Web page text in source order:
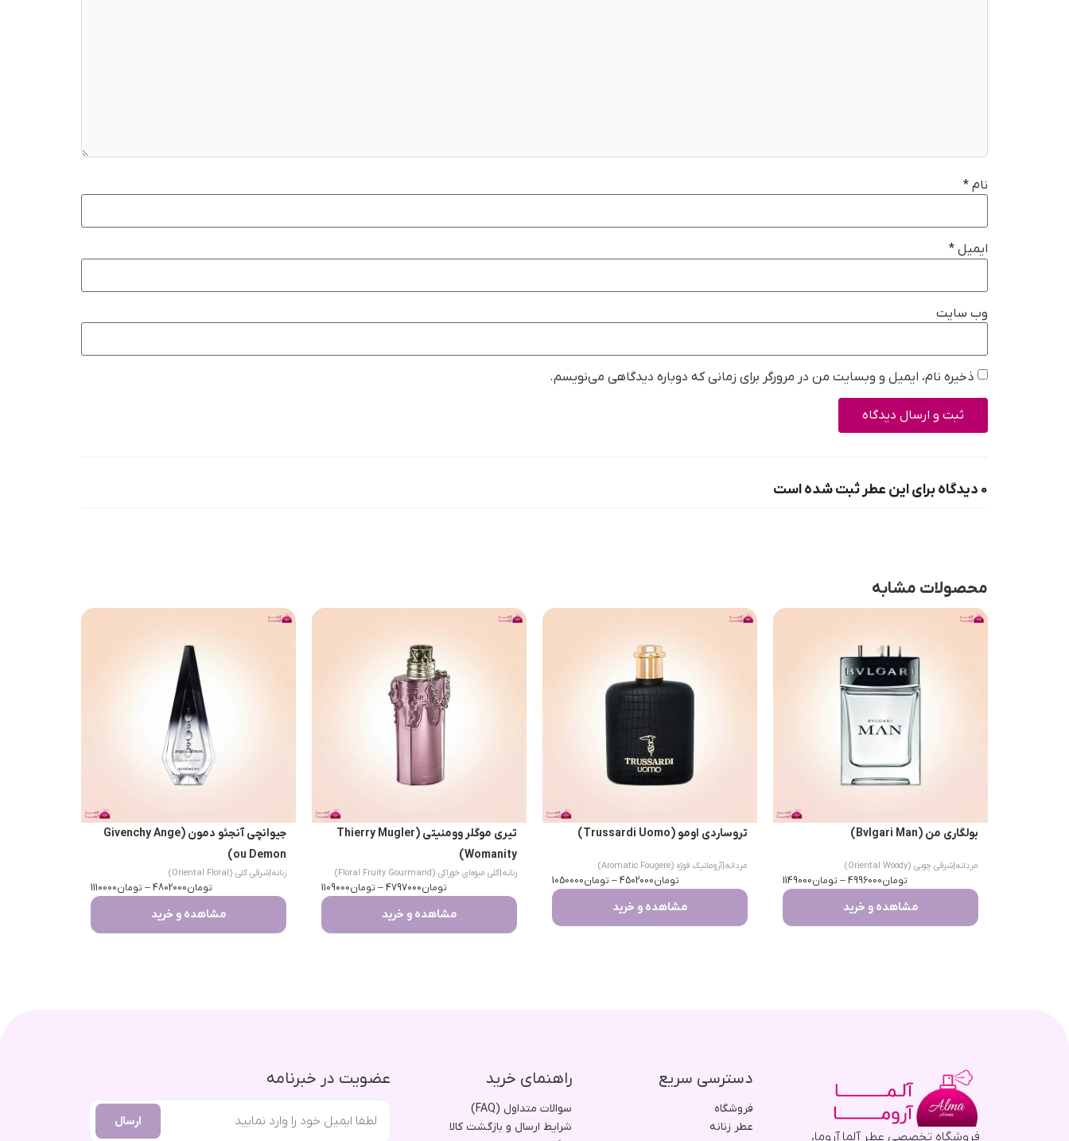
نام *
ایمیل *
وب‌ سایت
ذخیره نام، ایمیل و وبسایت من در مرورگر برای زمانی که دوباره دیدگاهی می‌نویسم.
0 دیدگاه برای این عطر ثبت شده است
محصولات مشابه
بولگاری من (Bvlgari Man)
مردانه|شرقی چوبی (Oriental Woody)
تومان4996000
– تومان1149000
مشاهده و خرید
تروساردی اومو (Trussardi Uomo)
مردانه|آروماتیک فوژه (Aromatic Fougere)
تومان4502000
– تومان1050000
مشاهده و خرید
تیری موگلر وومنیتی (Thierry Mugler
Womanity)
زنانه|گلی میوه‌ای خوراکی (Floral Fruity Gourmand)
تومان4797000
– تومان1109000
مشاهده و خرید
جیوانچی آنجئو دمون (Givenchy Ange
ou Demon)
زنانه|شرقی گلی (Oriental Floral)
تومان4802000
– تومان1110000
مشاهده و خرید
فروشگاه تخصصی عطر آلما آروما،
دسترسی سریع
فروشگاه
عطر زنانه
راهنمای خرید
سوالات متداول (FAQ)
شرایط ارسال و بازگشت کالا
عضویت در خبرنامه
ارسال